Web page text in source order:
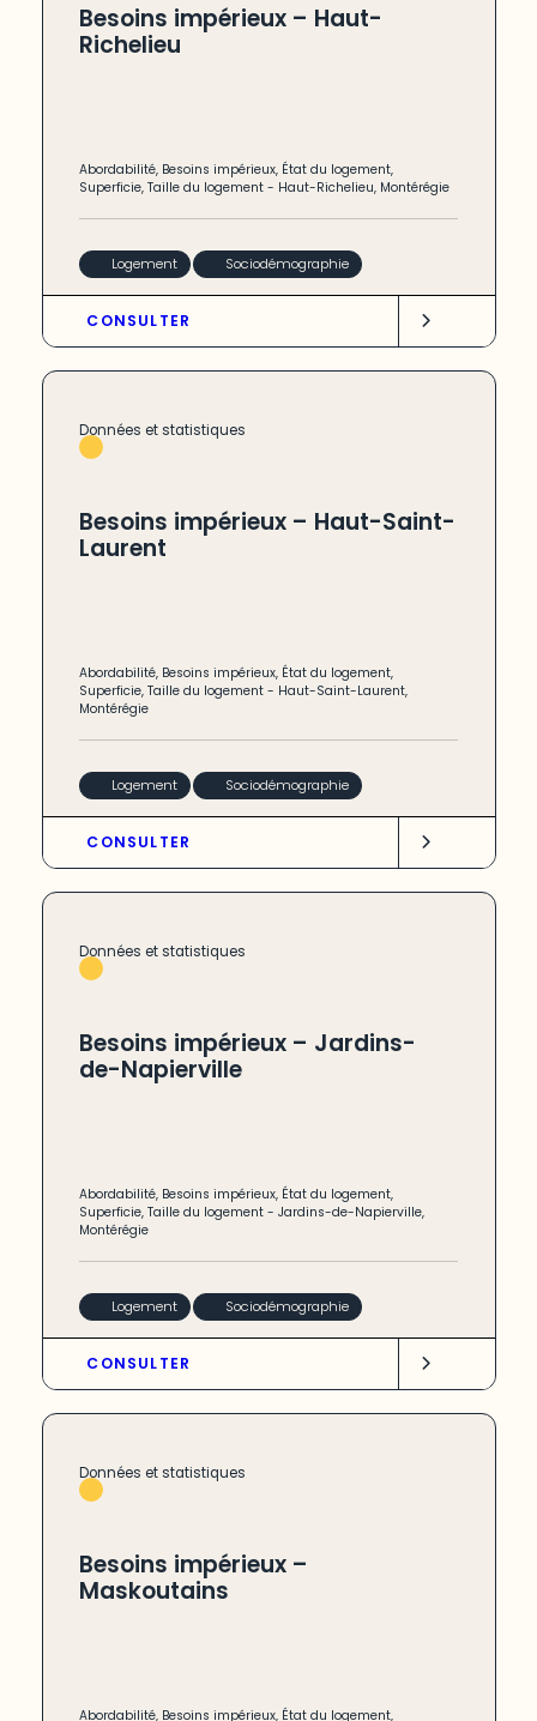
Besoins impérieux – Haut-
Richelieu
Abordabilité, Besoins impérieux, État du logement,
Superficie,Taille du logement - Haut-Richelieu, Montérégie
Logement Sociodémographie
CONSULTER
Données et statistiques
Besoins impérieux – Haut-Saint-
Laurent
Abordabilité, Besoins impérieux, État du logement,
Superficie,Taille du logement - Haut-Saint-Laurent,
Montérégie
Logement Sociodémographie
CONSULTER
Données et statistiques
Besoins impérieux – Jardins-
de-Napierville
Abordabilité, Besoins impérieux, État du logement,
Superficie,Taille du logement -Jardins-de-Napierville,
Montérégie
Logement Sociodémographie
CONSULTER
Données et statistiques
Besoins impérieux –
Maskoutains
Abordabilité, Besoins impérieux, État du logement,